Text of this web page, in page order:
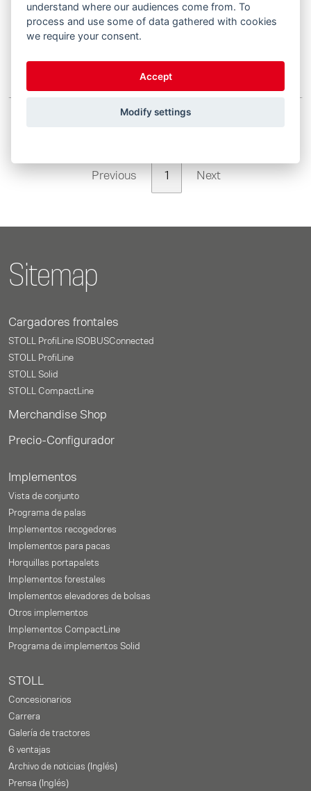
Schlepper Schwingen Zuordnung DE 01-2025.pdf
Previous 1 Next
Sitemap
Cargadores frontales
STOLL ProfiLine ISOBUSConnected
STOLL ProfiLine
STOLL Solid
STOLL CompactLine
Merchandise Shop
Precio-Configurador
Implementos
Vista de conjunto
Programa de palas
Implementos recogedores
Implementos para pacas
Horquillas portapalets
Implementos forestales
Implementos elevadores de bolsas
Otros implementos
Implementos CompactLine
Programa de implementos Solid
STOLL
Concesionarios
Carrera
Galería de tractores
6 ventajas
Archivo de noticias (Inglés)
Prensa (Inglés)
understand where our audiences come from. To
process and use some of data gathered with cookies
we require your consent.
Accept
Modify settings